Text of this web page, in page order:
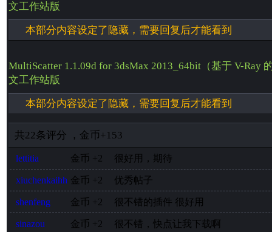
文工作站版
本部分内容设定了隐藏，需要回复后才能看到
MultiScatter 1.1.09d for 3dsMax 2013_64bit（基于 V-Ray
文工作站版
本部分内容设定了隐藏，需要回复后才能看到
共22条评分 ， 金币+153
lettitia 金币 +2 很好用，期待
xiuchenkaihh 金币 +2 优秀帖子
shenfeng 金币 +2 很不错的插件 很好用
sinazou 金币 +2 很不错，快点让我下载啊